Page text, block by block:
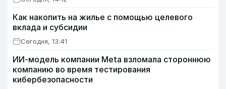
Как накопить на жилье с помощью целевого
вклада и субсидии
Сегодня, 13:41
ИИ-модель компании Meta взломала стороннюю
компанию во время тестирования
кибербезопасности